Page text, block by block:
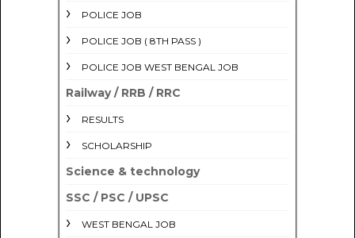
POLICE JOB
POLICE JOB ( 8TH PASS )
POLICE JOB WEST BENGAL JOB
Railway / RRB / RRC
RESULTS
SCHOLARSHIP
Science & technology
SSC / PSC / UPSC
WEST BENGAL JOB